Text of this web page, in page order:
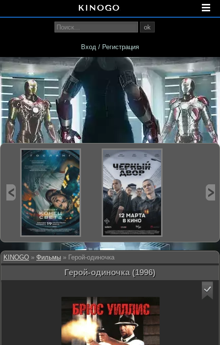
KINOGO » Фильмы » Герой-одиночка
Герой-одиночка (1996)
ok
Вход / Регистрация